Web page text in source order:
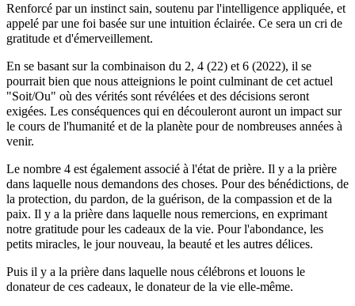
Renforcé par un instinct sain, soutenu par l'intelligence appliquée, et
appelé par une foi basée sur une intuition éclairée. Ce sera un cri de
gratitude et d'émerveillement.
En se basant sur la combinaison du 2, 4 (22) et 6 (2022), il se
pourrait bien que nous atteignions le point culminant de cet actuel
"Soit/Ou" où des vérités sont révélées et des décisions seront
exigées. Les conséquences qui en découleront auront un impact sur
le cours de l'humanité et de la planète pour de nombreuses années à
venir.
Le nombre 4 est également associé à l'état de prière. Il y a la prière
dans laquelle nous demandons des choses. Pour des bénédictions, de
la protection, du pardon, de la guérison, de la compassion et de la
paix. Il y a la prière dans laquelle nous remercions, en exprimant
notre gratitude pour les cadeaux de la vie. Pour l'abondance, les
petits miracles, le jour nouveau, la beauté et les autres délices.
Puis il y a la prière dans laquelle nous célébrons et louons le
donateur de ces cadeaux, le donateur de la vie elle-même.